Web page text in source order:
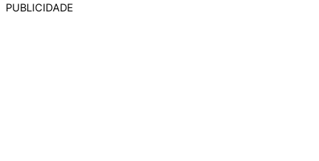
PUBLICIDADE